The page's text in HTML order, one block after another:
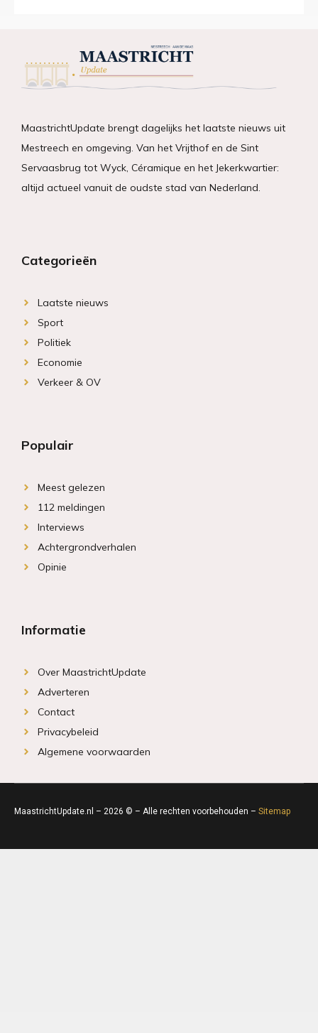
MaastrichtUpdate brengt dagelijks het laatste nieuws uit
Mestreech en omgeving. Van het Vrijthof en de Sint
Servaasbrug tot Wyck, Céramique en het Jekerkwartier:
altijd actueel vanuit de oudste stad van Nederland.
Categorieën
Laatste nieuws
Sport
Politiek
Economie
Verkeer & OV
Populair
Meest gelezen
112 meldingen
Interviews
Achtergrondverhalen
Opinie
Informatie
Over MaastrichtUpdate
Adverteren
Contact
Privacybeleid
Algemene voorwaarden
MaastrichtUpdate.nl – 2026 © – Alle rechten voorbehouden – Sitemap